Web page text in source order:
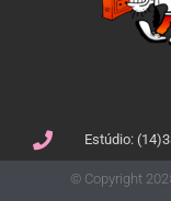
Estúdio:
© Copyright